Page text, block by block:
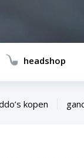
headshop
kopen